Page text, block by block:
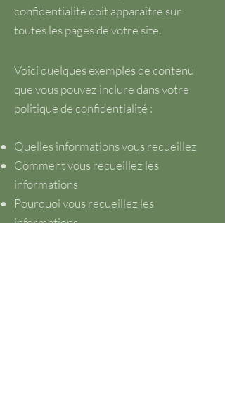
confidentialité doit apparaître sur
toutes les pages de votre site.
Voici quelques exemples de contenu
que vous pouvez inclure dans votre
politique de confidentialité :
Quelles informations vous recueillez
Comment vous recueillez les
informations
Pourquoi vous recueillez les
informations